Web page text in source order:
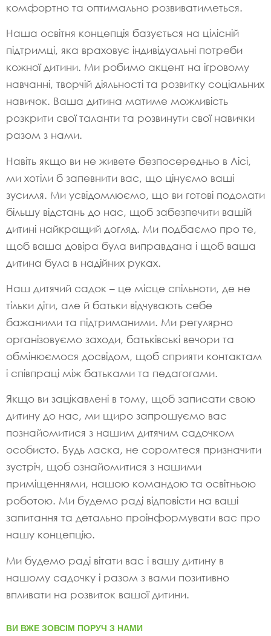
комфортно та оптимально розвиватиметься.
Наша освітня концепція базується на цілісній
підтримці, яка враховує індивідуальні потреби
кожної дитини. Ми робимо акцент на ігровому
навчанні, творчій діяльності та розвитку соціальних
навичок. Ваша дитина матиме можливість
розкрити свої таланти та розвинути свої навички
разом з нами.
Навіть якщо ви не живете безпосередньо в Лісі,
ми хотіли б запевнити вас, що цінуємо ваші
зусилля. Ми усвідомлюємо, що ви готові подолати
більшу відстань до нас, щоб забезпечити вашій
дитині найкращий догляд. Ми подбаємо про те,
щоб ваша довіра була виправдана і щоб ваша
дитина була в надійних руках.
Наш дитячий садок – це місце спільноти, де не
тільки діти, але й батьки відчувають себе
бажаними та підтриманими. Ми регулярно
організовуємо заходи, батьківські вечори та
обмінюємося досвідом, щоб сприяти контактам
і співпраці між батьками та педагогами.
Якщо ви зацікавлені в тому, щоб записати свою
дитину до нас, ми щиро запрошуємо вас
познайомитися з нашим дитячим садочком
особисто. Будь ласка, не соромтеся призначити
зустріч, щоб ознайомитися з нашими
приміщеннями, нашою командою та освітньою
роботою. Ми будемо раді відповісти на ваші
запитання та детально проінформувати вас про
нашу концепцію.
Ми будемо раді вітати вас і вашу дитину в
нашому садочку і разом з вами позитивно
впливати на розвиток вашої дитини.
ВИ ВЖЕ ЗОВСІМ ПОРУЧ З НАМИ